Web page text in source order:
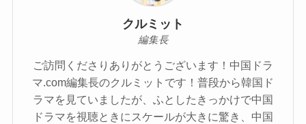
クルミット
編集長
ご訪問くださりありがとうございます！中国ドラ
マ.com編集長のクルミットです！普段から韓国ド
ラマを見ていましたが、ふとしたきっかけで中国
ドラマを視聴ときにスケールが大きに驚き、中国